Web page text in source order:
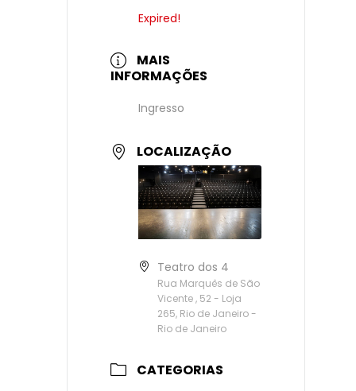
Expired!
MAIS
INFORMAÇÕES
Ingresso
LOCALIZAÇÃO
Teatro dos 4
Rua Marquês de São
Vicente , 52 - Loja
265, Rio de Janeiro -
Rio de Janeiro
CATEGORIAS